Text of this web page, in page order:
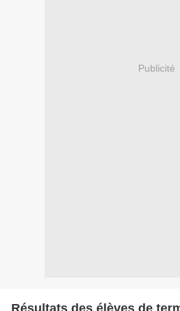
Publicité
Résultats des élèves de